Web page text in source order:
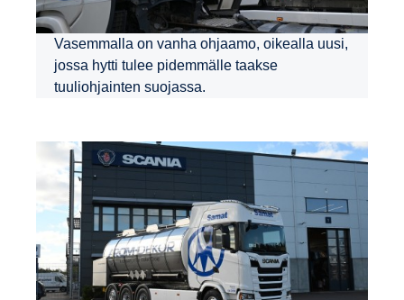
Vasemmalla on vanha ohjaamo, oikealla uusi,
jossa hytti tulee pidemmälle taakse
tuuliohjainten suojassa.